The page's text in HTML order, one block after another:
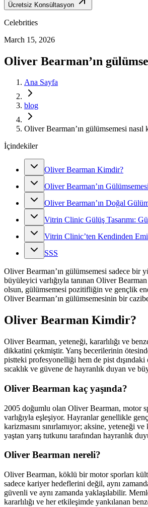
Ücretsiz Konsültasyon
Celebrities
March 15, 2026
Oliver Bearman’ın
Ana Sayfa
blog
Oliver Bearman’ın gülümsemesi
İçindekiler
Oliver Bearman Kimdir?
Oliver Bearman’ın
Oliver Bearman’ın Doğal
Vitrin Clinic Gülüş Tasarımı:
Vitrin Clinic’ten Kendinden
SSS
Oliver Bearman’ın gülümsemesi sadece bir
büyüleyici varlığıyla tanınan Oliver
olsun, gülümsemesi pozitifliğin ve gençlik
Oliver Bearman’ın gülümsemesinin bir
Oliver Bearman Kimdir?
Oliver Bearman, yeteneği, kararlılığı ve
dikkatini çekmiştir. Yarış becerilerinin
pistteki profesyonelliği hem de pist dışındaki
sıcaklık ve güvene de hayranlık duyan ve
Oliver Bearman kaç yaşında?
2005 doğumlu olan Oliver Bearman, motor
varlığıyla eşleşiyor. Hayranlar genellikle
karizmasını sınırlamıyor; aksine,
yaştan yarış tutkunu tarafından hayranlık
Oliver Bearman nereli?
Oliver Bearman, köklü bir motor sporları
sadece kariyer hedeflerini değil, aynı
güvenli ve aynı zamanda yaklaşılabilir.
kararlılığı ve her etkileşimde yankılanan